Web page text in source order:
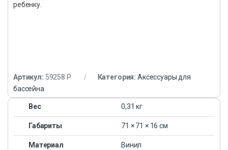
ребенку.
Артикул: 59258 P Категория: Аксессуары для
бассейна
Вес 0,31 кг
Габариты 71 × 71 × 16 см
Материал Винил